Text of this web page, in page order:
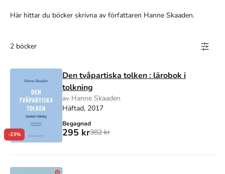
Här hittar du böcker skrivna av författaren Hanne Skaaden.
2 böcker
-23%
Den tvåpartiska tolken : lärobok i
tolkning
av Hanne Skaaden
Häftad, 2017
Begagnad
295 kr382 kr